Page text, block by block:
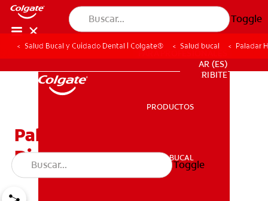
Toggle
SALUD BUCAL
PARA PROFESIONALES
AR (ES)
SUSCRIBITE
PRODUCTOS
SALUD BUCAL
Toggle
Salud Bucal y Cuidado Dental | Colgate® Salud bucal Paladar
Paladar Hendido Y Los
Dientes De Su Niño